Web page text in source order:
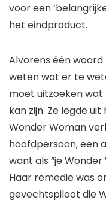
voor een
het eindproduct.
Alvorens één
weten wat er te
moet uitzoeken
kan zijn. Ze legde
Wonder Woman
hoofdpersoon, een
want als “je
Haar remedie was
gevechtspiloot die